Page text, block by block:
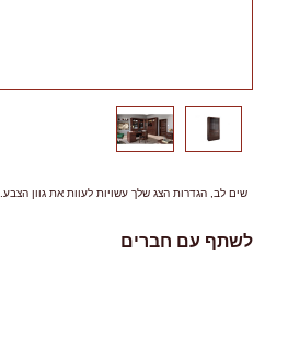
שים לב, הגדרות הצג שלך עשויות לעוות את גוון הצבע.
לשתף עם חברים